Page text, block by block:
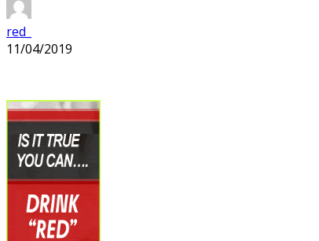
red_
11/04/2019